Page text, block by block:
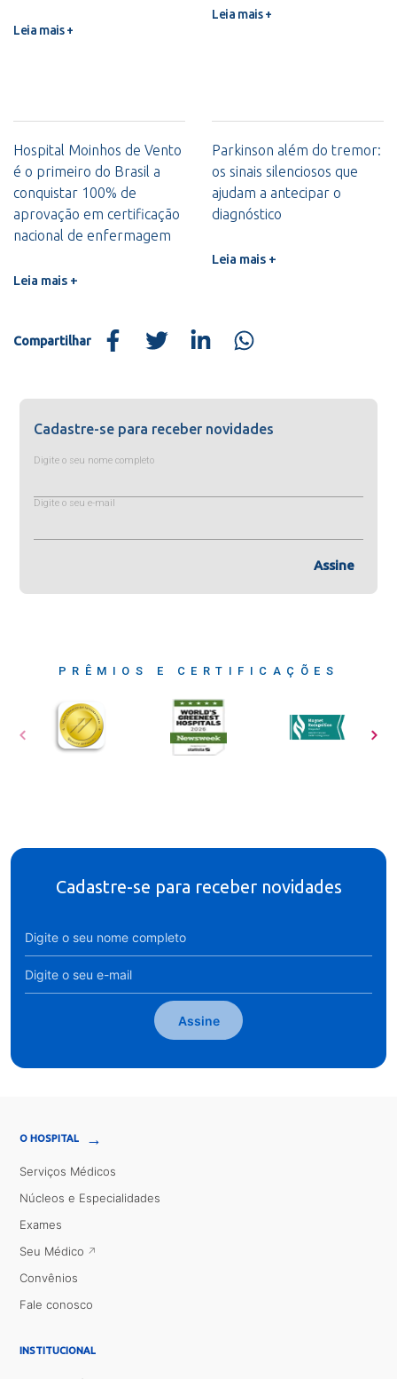
Leia mais +
Leia mais +
Hospital Moinhos de Vento
é o primeiro do Brasil a
conquistar 100% de
aprovação em certificação
nacional de enfermagem
Leia mais +
Parkinson além do tremor:
os sinais silenciosos que
ajudam a antecipar o
diagnóstico
Leia mais +
Compartilhar
Cadastre-se para receber novidades
Digite o seu nome completo
Digite o seu e-mail
Assine
PRÊMIOS E CERTIFICAÇÕES
Cadastre-se para receber novidades
Assine
O HOSPITAL →
Serviços Médicos
Núcleos e Especialidades
Exames
Seu Médico
Convênios
Fale conosco
INSTITUCIONAL